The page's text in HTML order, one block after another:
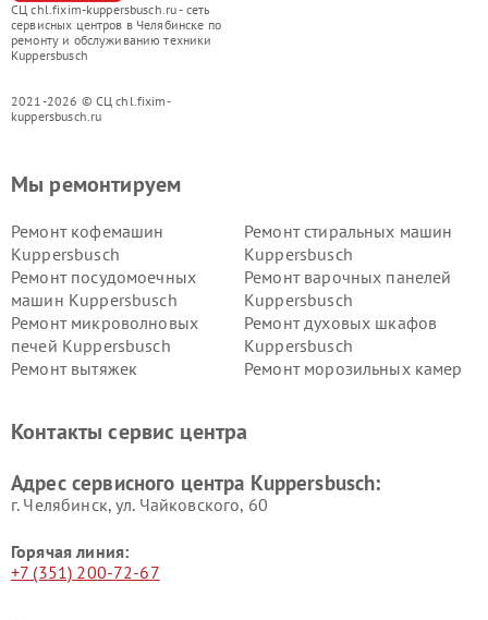
СЦ chl.fixim-kuppersbusch.ru - сеть
сервисных центров в Челябинске по
ремонту и обслуживанию техники
Kuppersbusch
2021-2026 © СЦ chl.fixim-
kuppersbusch.ru
Мы ремонтируем
Ремонт кофемашин
Kuppersbusch
Ремонт стиральных машин
Kuppersbusch
Ремонт посудомоечных
машин Kuppersbusch
Ремонт варочных панелей
Kuppersbusch
Ремонт микроволновых
печей Kuppersbusch
Ремонт духовых шкафов
Kuppersbusch
Ремонт вытяжек
Ремонт морозильных камер
Kuppersbusch
вакуумных упаковщиков
Ремонт сушильных машин Kuppersbusch
Контакты сервис центра
Адрес сервисного центра Kuppersbusch:
г. Челябинск, ул. Чайковского, 60
Горячая линия:
+7 (351) 200-72-67